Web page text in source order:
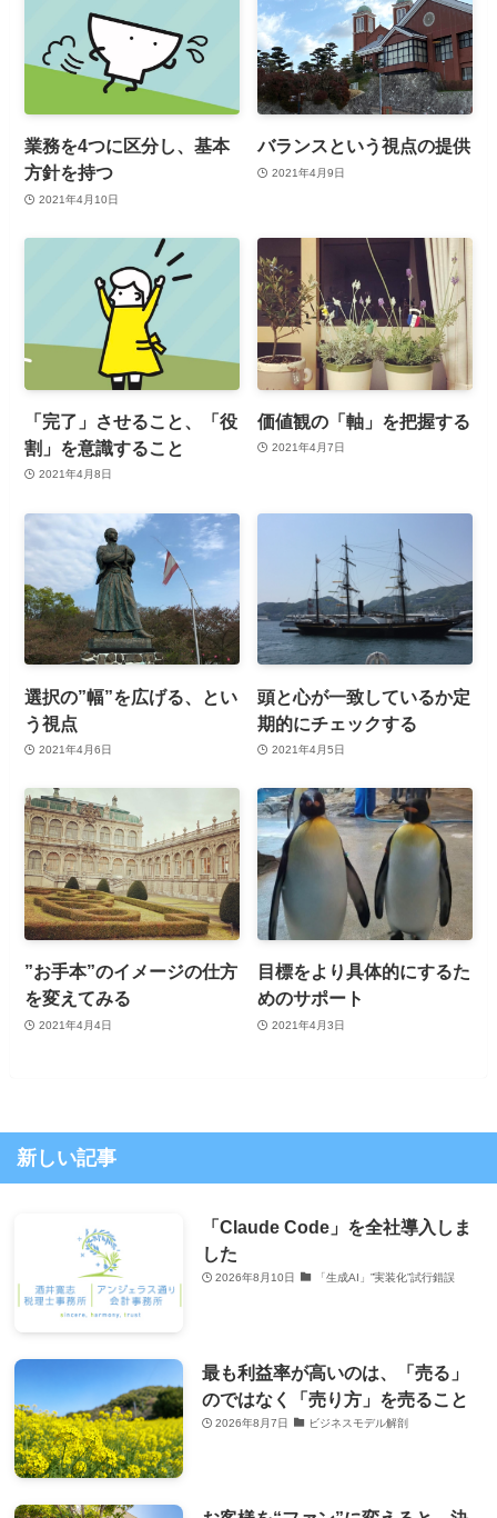
業務を4つに区分し、基本
方針を持つ
2021年4月10日
バランスという視点の提供
2021年4月9日
「完了」させること、「役
割」を意識すること
2021年4月8日
価値観の「軸」を把握する
2021年4月7日
選択の”幅”を広げる、とい
う視点
2021年4月6日
頭と心が一致しているか定
期的にチェックする
2021年4月5日
”お手本”のイメージの仕方
を変えてみる
2021年4月4日
目標をより具体的にするた
めのサポート
2021年4月3日
新しい記事
「Claude Code」を全社導入しま
した
2026年8月10日 「生成AI」”実装化”試行錯誤
最も利益率が高いのは、「売る」
のではなく「売り方」を売ること
2026年8月7日 ビジネスモデル解剖